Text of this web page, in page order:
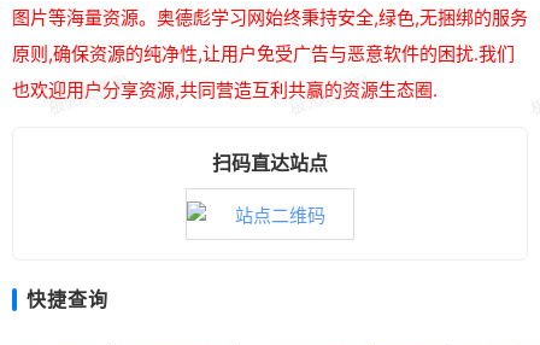
图片等海量资源。奥德彪学习网始终秉持安全,绿色,无捆绑的服务
原则,确保资源的纯净性,让用户免受广告与恶意软件的困扰.我们
也欢迎用户分享资源,共同营造互利共赢的资源生态圈.
扫码直达站点
快捷查询